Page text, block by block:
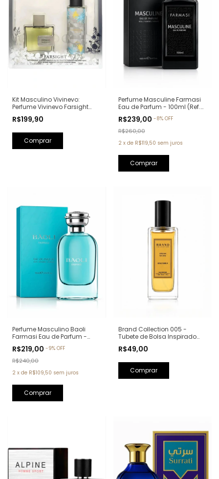
Kit Masculino Vivinevo:
Perfume Vivinevo Farsight
Splash Farsight 250ml
R$199,90
Perfume Masculine Farmasi
Eau de Parfum - 100ml (Ref.
Ford)
R$239,00 -8% OFF
R$260,00
2 x de R$119,50 sem juros
Perfume Masculino Baoli
Farmasi Eau de Parfum -
Homme Bvlgari)
R$219,00 -9% OFF
R$240,00
2 x de R$109,50 sem juros
Brand Collection 005 -
Tubete de Bolsa Inspirado
R$49,00